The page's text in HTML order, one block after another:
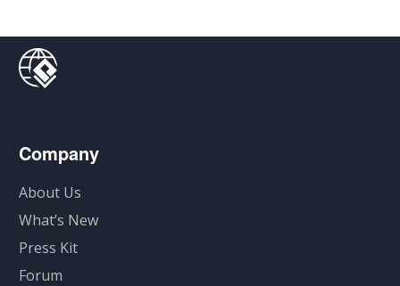
Company
About Us
What’s New
Press Kit
Forum